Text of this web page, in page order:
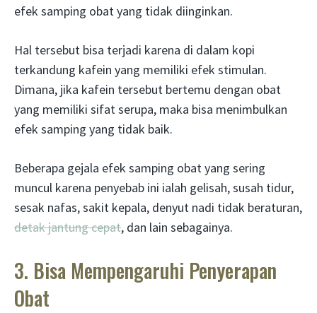
efek samping obat yang tidak diinginkan.
Hal tersebut bisa terjadi karena di dalam kopi
terkandung kafein yang memiliki efek stimulan.
Dimana, jika kafein tersebut bertemu dengan obat
yang memiliki sifat serupa, maka bisa menimbulkan
efek samping yang tidak baik.
Beberapa gejala efek samping obat yang sering
muncul karena penyebab ini ialah gelisah, susah tidur,
sesak nafas, sakit kepala, denyut nadi tidak beraturan,
detak jantung cepat, dan lain sebagainya.
3. Bisa Mempengaruhi Penyerapan
Obat